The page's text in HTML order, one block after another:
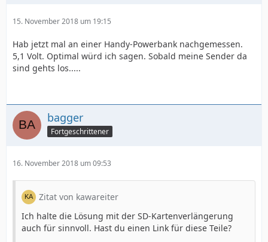
15. November 2018 um 19:15
Hab jetzt mal an einer Handy-Powerbank nachgemessen.
5,1 Volt. Optimal würd ich sagen. Sobald meine Sender da
sind gehts los.....
bagger
Fortgeschrittener
16. November 2018 um 09:53
Zitat von kawareiter
Ich halte die Lösung mit der SD-Kartenverlängerung
auch für sinnvoll. Hast du einen Link für diese Teile?